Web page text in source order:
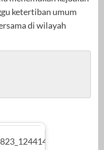
ketertiban umum
di wilayah